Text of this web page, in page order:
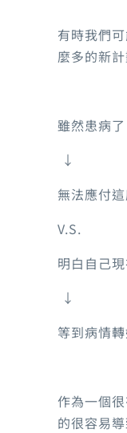
有時我們
麼多的新
雖然患病
↓
無法應付
V.S.
明白自己
↓
等到病情
作為一個
的很容易